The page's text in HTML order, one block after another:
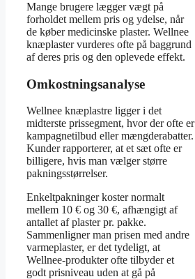
Mange brugere lægger vægt på
forholdet mellem pris og ydelse, når
de køber medicinske plaster. Wellnee
knæplaster vurderes ofte på baggrund
af deres pris og den oplevede effekt.
Omkostningsanalyse
Wellnee knæplastre ligger i det
midterste prissegment, hvor der ofte er
kampagnetilbud eller mængderabatter.
Kunder rapporterer, at et sæt ofte er
billigere, hvis man vælger større
pakningsstørrelser.
Enkeltpakninger koster normalt
mellem 10 € og 30 €, afhængigt af
antallet af plaster pr. pakke.
Sammenligner man prisen med andre
varmeplaster, er det tydeligt, at
Wellnee-produkter ofte tilbyder et
godt prisniveau uden at gå på